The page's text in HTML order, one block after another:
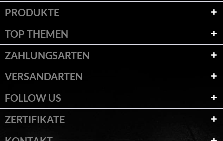
PRODUKTE
TOP THEMEN
ZAHLUNGSARTEN
VERSANDARTEN
FOLLOW US
ZERTIFIKATE